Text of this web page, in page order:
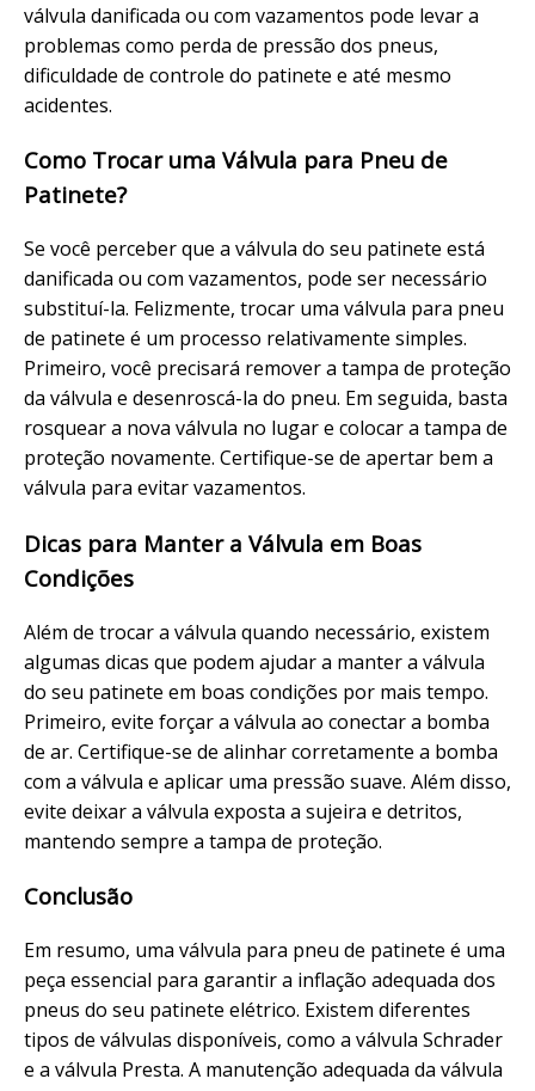
válvula danificada ou com vazamentos pode levar a
problemas como perda de pressão dos pneus,
dificuldade de controle do patinete e até mesmo
acidentes.
Como Trocar uma Válvula para Pneu de
Patinete?
Se você perceber que a válvula do seu patinete está
danificada ou com vazamentos, pode ser necessário
substituí-la. Felizmente, trocar uma válvula para pneu
de patinete é um processo relativamente simples.
Primeiro, você precisará remover a tampa de proteção
da válvula e desenroscá-la do pneu. Em seguida, basta
rosquear a nova válvula no lugar e colocar a tampa de
proteção novamente. Certifique-se de apertar bem a
válvula para evitar vazamentos.
Dicas para Manter a Válvula em Boas
Condições
Além de trocar a válvula quando necessário, existem
algumas dicas que podem ajudar a manter a válvula
do seu patinete em boas condições por mais tempo.
Primeiro, evite forçar a válvula ao conectar a bomba
de ar. Certifique-se de alinhar corretamente a bomba
com a válvula e aplicar uma pressão suave. Além disso,
evite deixar a válvula exposta a sujeira e detritos,
mantendo sempre a tampa de proteção.
Conclusão
Em resumo, uma válvula para pneu de patinete é uma
peça essencial para garantir a inflação adequada dos
pneus do seu patinete elétrico. Existem diferentes
tipos de válvulas disponíveis, como a válvula Schrader
e a válvula Presta. A manutenção adequada da válvula